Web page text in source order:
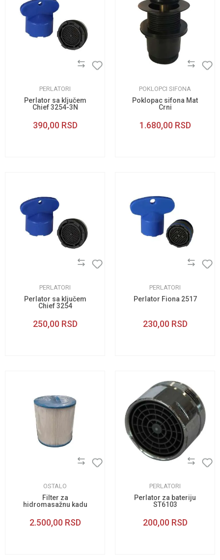
PERLATORI
Perlator sa ključem
Chief 3254-3N
390,00 RSD
POKLOPCI SIFONA
Poklopac sifona Mat
Crni
1.680,00 RSD
PERLATORI
Perlator sa ključem
Chief 3254
250,00 RSD
PERLATORI
Perlator Fiona 2517
230,00 RSD
OSTALO
Filter za
hidromasažnu kadu
2.500,00 RSD
PERLATORI
Perlator za bateriju
ST6103
200,00 RSD